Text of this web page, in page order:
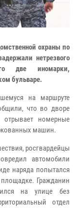
охраны по
нетрезвого
две иномарки,
бульваре.
на маршруте
что во дворе
отрывает номерные
машин.
росгвардейцы
автомобили
наряда попытался
Гражданин
на улице без
отдел